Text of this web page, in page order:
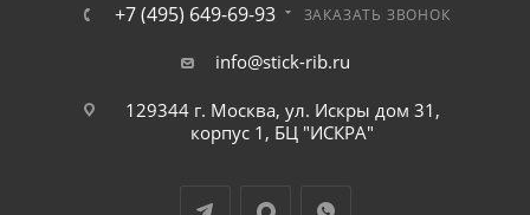
+7 (495) 649-69-93 ЗАКАЗАТЬ ЗВОНОК
info@stick-rib.ru
129344 г. Москва, ул. Искры дом 31,
корпус 1, БЦ "ИСКРА"